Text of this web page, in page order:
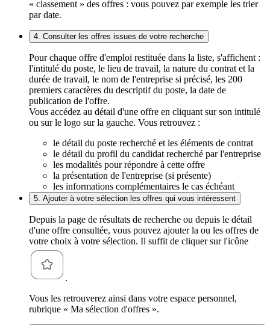
« classement » des offres : vous pouvez par exemple les trier
par date.
4. Consulter les offres issues de votre recherche
Pour chaque offre d'emploi restituée dans la liste, s'affichent :
l'intitulé du poste, le lieu de travail, la nature du contrat et la
durée de travail, le nom de l'entreprise si précisé, les 200
premiers caractères du descriptif du poste, la date de
publication de l'offre.
Vous accédez au détail d'une offre en cliquant sur son intitulé
ou sur le logo sur la gauche. Vous retrouvez :
le détail du poste recherché et les éléments de contrat
le détail du profil du candidat recherché par l'entreprise
les modalités pour répondre à cette offre
la présentation de l'entreprise (si présente)
les informations complémentaires le cas échéant
5. Ajouter à votre sélection les offres qui vous intéressent
Depuis la page de résultats de recherche ou depuis le détail
d'une offre consultée, vous pouvez ajouter la ou les offres de
votre choix à votre sélection. Il suffit de cliquer sur l'icône
.
Vous les retrouverez ainsi dans votre espace personnel,
rubrique « Ma sélection d'offres ».